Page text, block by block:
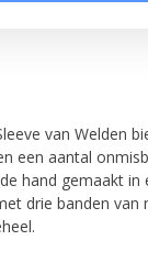
van Welden
een aantal
hand gemaakt in
drie banden van